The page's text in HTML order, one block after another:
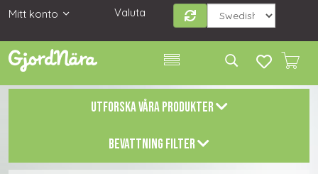
Mitt konto Valuta
UTFORSKA VÅRA PRODUKTER
BEVATTNING FILTER